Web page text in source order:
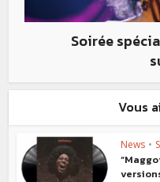
Soirée
Vous
News •